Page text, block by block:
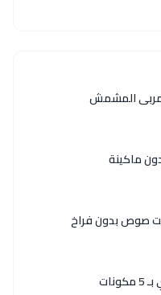
المشمش
ماكينة
صوص بدون فراخ